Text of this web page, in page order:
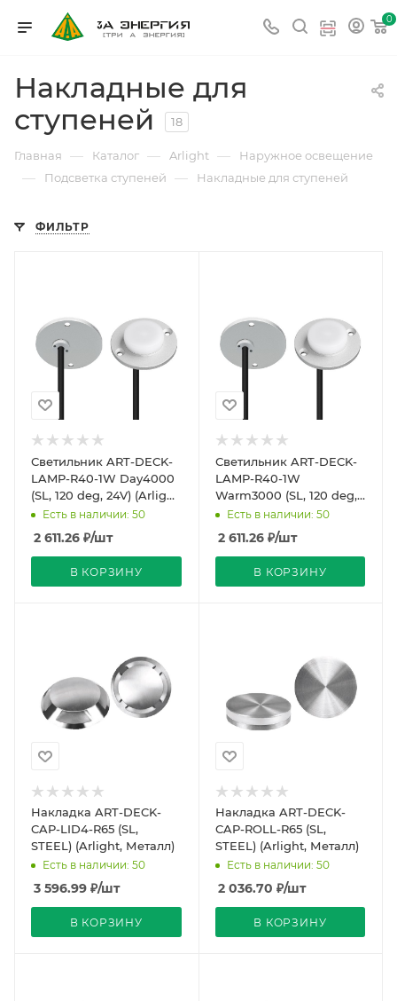
0
Накладные для
ступеней
18
Главная — Каталог — Arlight — Наружное освещение
— Подсветка ступеней — Накладные для ступеней
ФИЛЬТР
Светильник ART-DECK-
LAMP-R40-1W Day4000
(SL, 120 deg, 24V) (Arlight,
IP67 Металл, 3 года)
Есть в наличии: 50
2 611.26 ₽/шт
В КОРЗИНУ
Светильник ART-DECK-
LAMP-R40-1W
Warm3000 (SL, 120 deg,
24V) (Arlight, IP67
Металл, 3 года)
Есть в наличии: 50
2 611.26₽/шт
В КОРЗИНУ
Накладка ART-DECK-
CAP-LID4-R65 (SL,
STEEL) (Arlight, Металл)
Есть в наличии: 50
3 596.99 ₽/шт
В КОРЗИНУ
Накладка ART-DECK-
CAP-ROLL-R65 (SL,
STEEL) (Arlight, Металл)
Есть в наличии: 50
2 036.70 ₽/шт
В КОРЗИНУ